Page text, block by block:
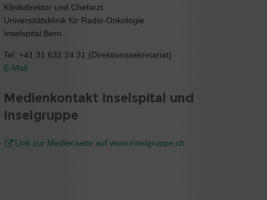
Klinikdirektor und Chefarzt
Universitätsklinik für Radio-Onkologie
Inselspital Bern
Tel. +41 31 632 24 31 (Direktionssekretariat)
E-Mail
Medienkontakt Inselspital und
Inselgruppe
Link zur Medienseite auf www.inselgruppe.ch